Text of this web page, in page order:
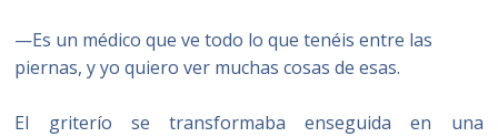
—Es un médico que ve todo lo que tenéis entre las
piernas, y yo quiero ver muchas cosas de esas.
El griterío se transformaba enseguida en una